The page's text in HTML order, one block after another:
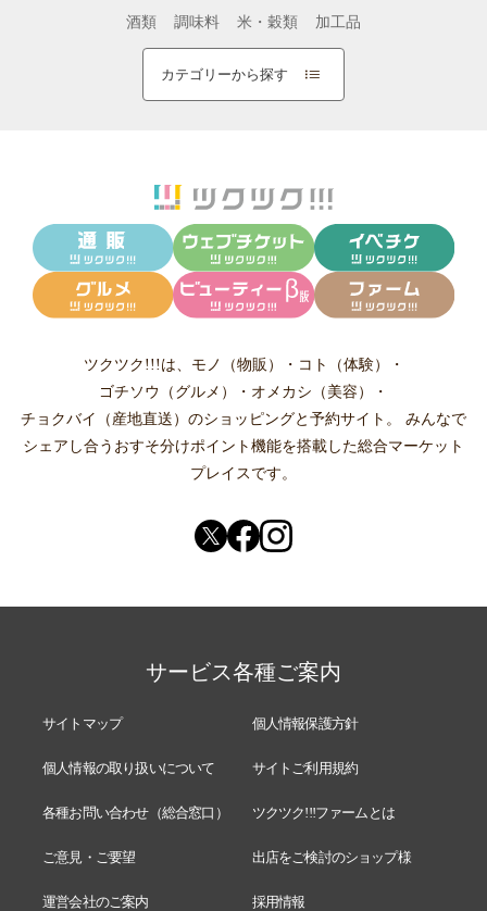
酒類
調味料 米・穀類 加工品
カテゴリーから探す
ツクツク!!!は、 モノ（物販） ・ コト（体験）
・
ゴチソウ（グルメ）
・ オメカシ（美容）
・
チョクバイ（産地直送） のショッピングと予約サイト。
みんなで
シェアし合う おすそ分けポイント機能を搭載した総合マーケット
プレイスです。
サービス各種ご案内
サイトマップ 個人情報保護方針
個人情報の取り扱いについて サイトご利用規約
各種お問い合わせ（総合窓口） ツクツク!!!ファームとは
ご意見・ご要望 出店をご検討のショップ様
運営会社のご案内 採用情報